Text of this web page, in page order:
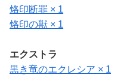
烙印断罪 × 1
烙印の獣 × 1
エクストラ
黒き竜のエクレシア × 1